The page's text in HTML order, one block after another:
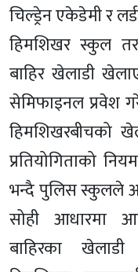
चिल्ड्रेन एकेडेमी र
हिमशिखर स्कुल
बाहिर खेलाडी
सेमिफाइनल प्रवेश
हिमशिखरबीचको
प्रतियोगिताको
भन्दै पुलिस स्कुलले
सोही आधारमा
बाहिरका